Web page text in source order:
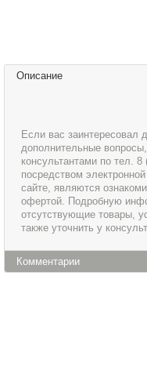
Описание
Если вас заинтересовал
дополнительные
консультантами по тел.
посредством
сайте, являются
офертой. Подробную
отсутствующие товары,
также уточнить у
Комментарии